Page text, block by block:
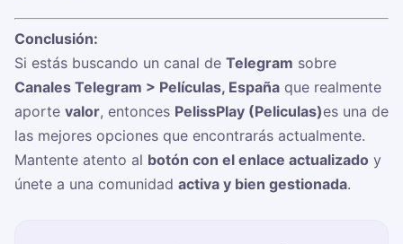
Conclusión:
Si estás buscando un canal de Telegram sobre
Canales Telegram > Películas, España que realmente
aporte valor, entonces PelissPlay (Peliculas)es una de
las mejores opciones que encontrarás actualmente.
Mantente atento al botón con el enlace actualizado y
únete a una comunidad activa y bien gestionada.